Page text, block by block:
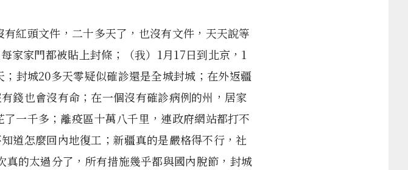
紅頭文件，二十多天了，也沒有文件，天天說等
家家門都被貼上封條；（我）1月17日到北京，1
封城20多天零疑似確診還是全城封城；在外返疆
錢也會沒有命；在一個沒有確診病例的州，居家
一千多；離疫區十萬八千里，連政府網站都打不
道怎麼回內地復工；新疆真的是嚴格得不行，社
的太過分了，所有措施幾乎都與國內脫節，封城